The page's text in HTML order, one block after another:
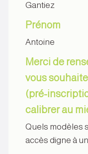
Gantiez
Prénom
Antoine
Merci de
vous
(pré-
calibrer au
Quels modèles
accès digne à